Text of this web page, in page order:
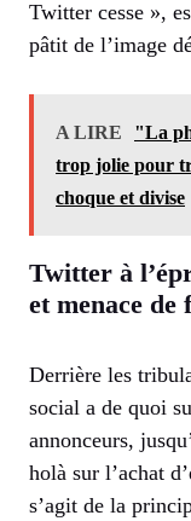
Twitter cesse »,
pâtit de l’image
A LIRE
"La
trop jolie pour
choque et divise
Twitter à
et menace de
Derrière les
social a de quoi
annonceurs,
holà sur l’achat
s’agit de la